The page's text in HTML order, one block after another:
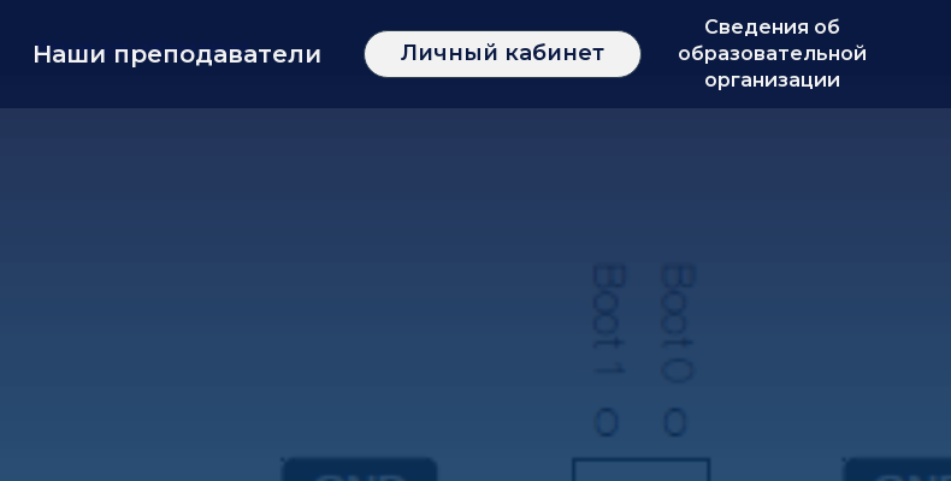
Наши преподаватели Личный кабинет
Сведения об
образовательной
организации
Версия для слабовидящих